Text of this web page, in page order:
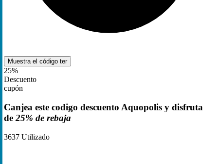
Muestra el código ter
25%
Descuento
cupón
Canjea este codigo descuento Aquopolis y disfruta
de 25% de rebaja
3637 Utilizado